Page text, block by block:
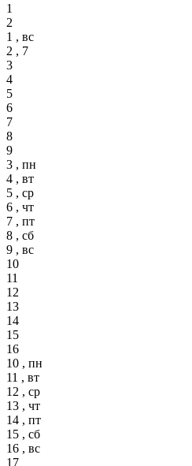
1
2
1 , вс
2 , 7
3
4
5
6
7
8
9
3 , пн
4 , вт
5 , ср
6 , чт
7 , пт
8 , сб
9 , вс
10
11
12
13
14
15
16
10 , пн
11 , вт
12 , ср
13 , чт
14 , пт
15 , сб
16 , вс
17